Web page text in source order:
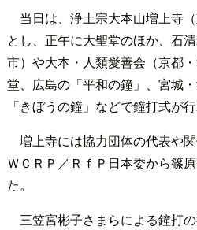
当日は、浄土宗大本山増上寺
とし、正午に大聖堂のほか、石
市）や大本・人類愛善会（京都
堂、広島の「平和の鐘」、宮城
「きぼうの鐘」などで鐘打式が行
増上寺には協力団体の代表や
ＷＣＲＰ／ＲｆＰ日本委から篠
た。
三笠宮彬子さまらによる鐘打